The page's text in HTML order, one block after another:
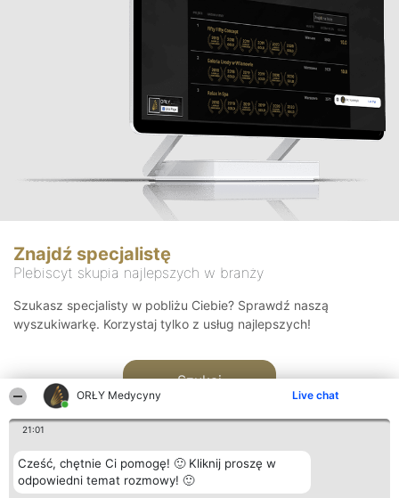
ORŁY Medycyny Live chat
21:01
Cześć, chętnie Ci pomogę! 🙂 Kliknij proszę w
odpowiedni temat rozmowy! 🙂
Znajdź specjalistę
Plebiscyt skupia najlepszych w branży
Szukasz specjalisty w pobliżu Ciebie? Sprawdź naszą
wyszukiwarkę. Korzystaj tylko z usług najlepszych!
Szukaj